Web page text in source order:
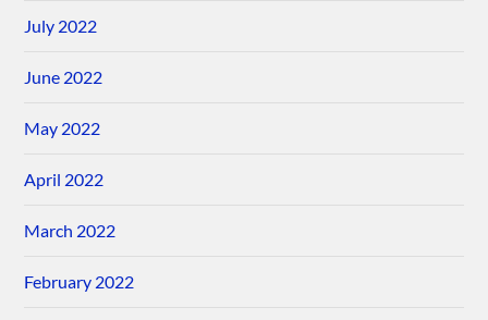
July 2022
June 2022
May 2022
April 2022
March 2022
February 2022